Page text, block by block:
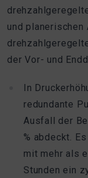
und planerischen
der Vor- und
In
redundante
Ausfall der
% abdeckt.
mit mehr als
Stunden ein